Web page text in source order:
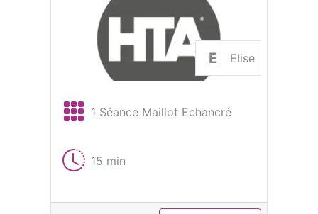
E Elise
1 Séance Maillot Echancré
15 min